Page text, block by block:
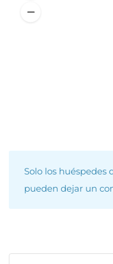
Solo los huéspedes
pueden dejar un